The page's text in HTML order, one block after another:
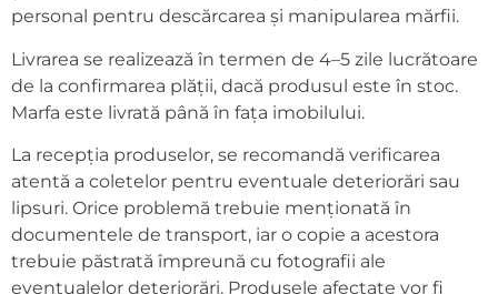
personal pentru descărcarea și manipularea mărfii.
Livrarea se realizează în termen de 4–5 zile lucrătoare
de la confirmarea plății, dacă produsul este în stoc.
Marfa este livrată până în fața imobilului.
La recepția produselor, se recomandă verificarea
atentă a coletelor pentru eventuale deteriorări sau
lipsuri. Orice problemă trebuie menționată în
documentele de transport, iar o copie a acestora
trebuie păstrată împreună cu fotografii ale
eventualelor deteriorări. Produsele afectate vor fi